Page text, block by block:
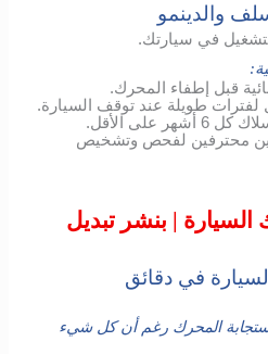
والدينمو
في سيارتك.
قبل إطفاء المحرك.
لفترات طويلة عند توقف السيارة.
على الأقل.
محترفين لفحص وتشخيص
| بنشر تبديل
في دقائق
المحرك رغم أن كل شيء